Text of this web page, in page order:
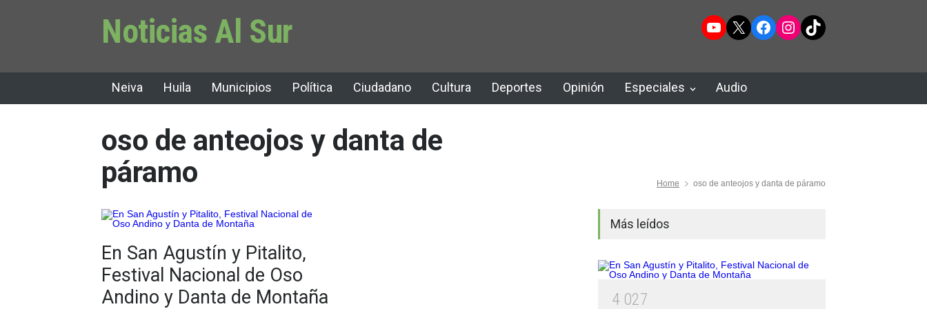
Noticias Al Sur YouTube
X Facebook
Instagram
TikTok
Neiva Huila Municipios Política Ciudadano Cultura Deportes Opinión Especiales Audio
oso de anteojos y danta de
páramo
Home oso de anteojos y danta de páramo
En San Agustín y Pitalito,
Festival Nacional de Oso
Andino y Danta de Montaña
Más leídos
4 027